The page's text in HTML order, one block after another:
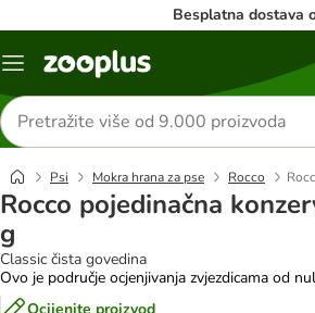
Besplatna dostava
Izbornik
Traži
proizvode
Psi Mokra hrana za pse Rocco
Rocco pojedinačna
g
Classic čista govedina
Ovo je područje ocjenjivanja zvjezdicama od
Ocijenite proizvod